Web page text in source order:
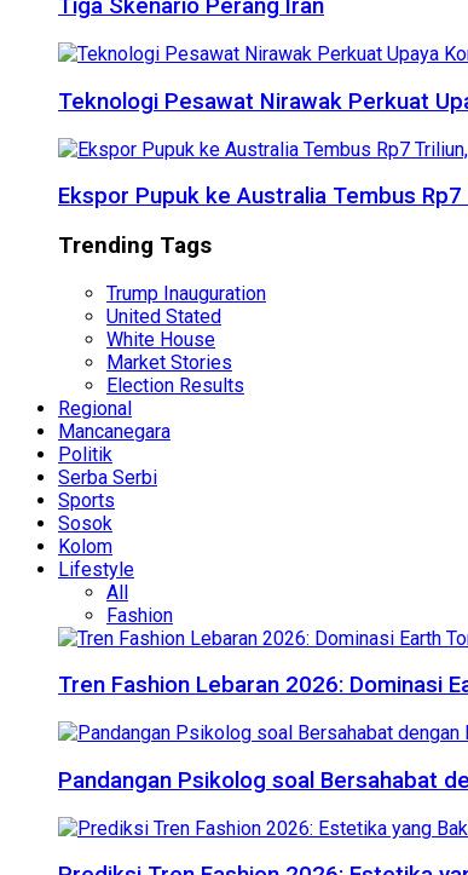
Tiga Skenario Perang Iran
Teknologi Pesawat Nirawak Perkuat
Ekspor Pupuk ke Australia Tembus
Trending Tags
Trump Inauguration
United Stated
White House
Market Stories
Election Results
Regional
Mancanegara
Politik
Serba Serbi
Sports
Sosok
Kolom
Lifestyle
All
Fashion
Tren Fashion Lebaran 2026: Dominasi
Pandangan Psikolog soal Bersahabat